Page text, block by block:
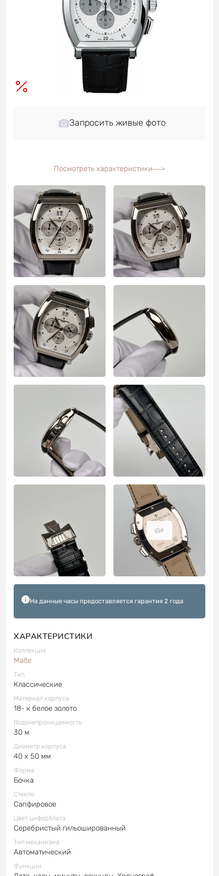
Запросить живые фото
Посмотреть характеристики
8
На данные часы предоставляется гарантия 2 года
ХАРАКТЕРИСТИКИ
Коллекция
Malte
Тип
Классические
Материал корпуса
18- к белое золото
Водонепроницаемость
30 м
Диаметр корпуса
40 x 50 мм
Форма
Бочка
Стекло
Сапфировое
Цвет циферблата
Серебристый гильошированный
Тип механизма
Автоматический
Функции